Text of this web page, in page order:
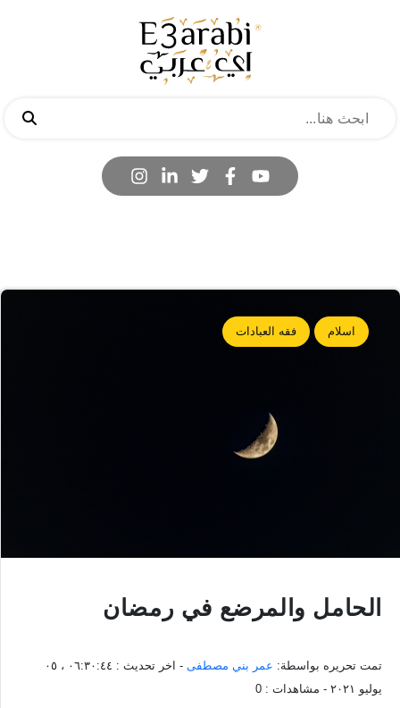
اسلام فقه العبادات
الحامل والمرضع في رمضان
تمت تحريره بواسطة: عمر بني مصطفى - اخر تحديث :
٠٦:٣٠:٤٤ ، ٠٥
يوليو ٢٠٢١
- مشاهدات : 0